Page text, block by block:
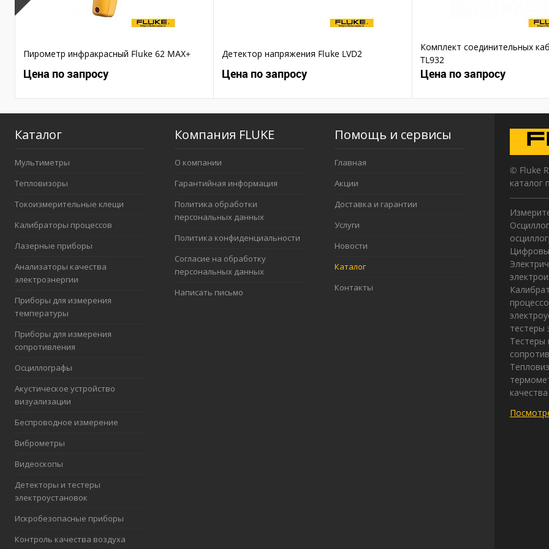
Пирометр инфракрасный Fluke 62 MAX+
Цена по запросу
Детектор напряжения Fluke LVD2
Цена по запросу
Комплект соединительных
TL932
Цена по запросу
Каталог
Мультиметры
Тепловизоры
Токоизмерительные клещи
Калибраторы процессов
Лазерные приборы
Анализаторы качества
электроэнергии
Приборы для измерения
температуры
Приборы для измерения
сопротивления
Осциллографы
Акустическое устройство
визуализации
Беспроводное измерение
Виброметры
Видеоскопы
Детекторы и тестеры
электроустановок
Искробезопасные приборы
Контроль качества воздуха
Компания FLUKE
О компании
Гарантийная информация
Политика обработки
персональных данных
Политика конфиденциальности
Согласие на обработку
персональных данных
Написать письмо
Помощь и сервисы
Главная
Акции
Доставка и гарантии
Услуги
Новости
Каталог
Контакты
© Fluke
каталог
тестеры
Тестеры